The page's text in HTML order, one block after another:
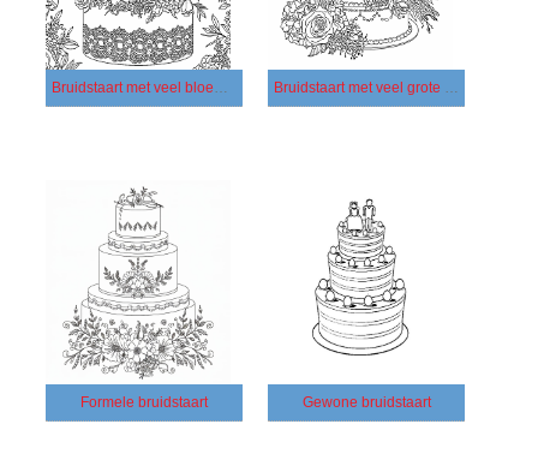
Bruidstaart met veel bloemen Bruidstaart met veel grote bloemen
Formele bruidstaart Gewone bruidstaart